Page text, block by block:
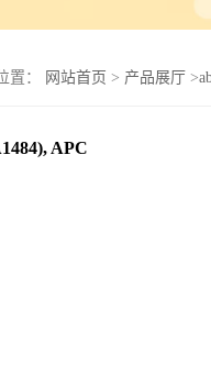
置： 网站首页 > 产品展厅 >
APC